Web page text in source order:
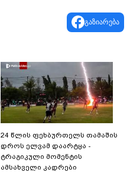
გაზიარება
24 წლის ფეხბურთელს თამაშის
დროს ელვამ დაარტყა -
ტრაგიკული მომენტის
ამსახველი კადრები